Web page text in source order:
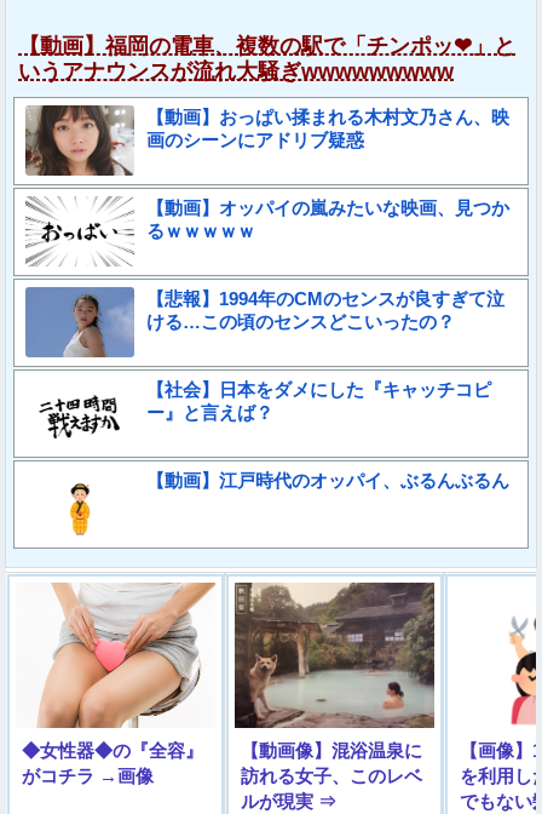
【動画】福岡の電車、複数の駅で「チンポッ❤」と
いうアナウンスが流れ大騒ぎwwwwwwwww
【動画】おっぱい揉まれる木村文乃さん、映
画のシーンにアドリブ疑惑
【動画】オッパイの嵐みたいな映画、見つか
るｗｗｗｗｗ
【悲報】1994年のCMのセンスが良すぎて泣
ける…この頃のセンスどこいったの？
【社会】日本をダメにした『キャッチコピ
ー』と言えば？
【動画】江戸時代のオッパイ、ぶるんぶるん
◆女性器◆の『全容』
がコチラ →画像
【動画像】混浴温泉に
訪れる女子、このレベ
ルが現実 ⇒
【画像
を利用し
でもない